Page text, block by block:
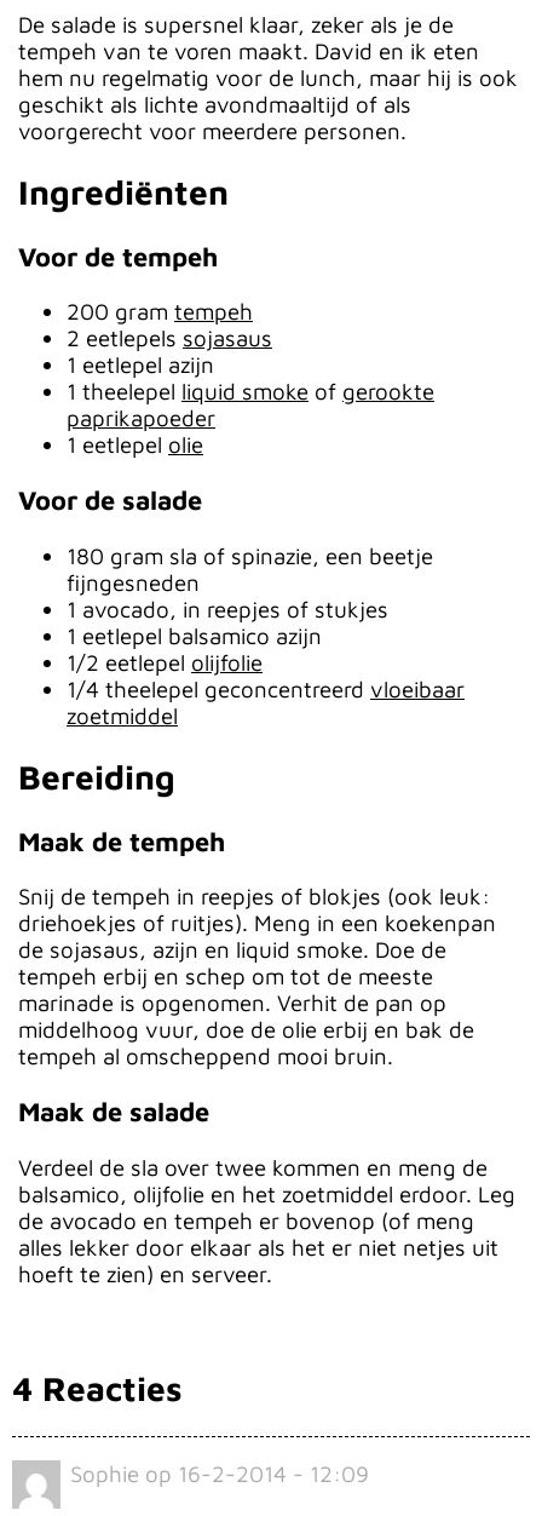
De salade is supersnel klaar, zeker als je de
tempeh van te voren maakt. David en ik eten
hem nu regelmatig voor de lunch, maar hij is ook
geschikt als lichte avondmaaltijd of als
voorgerecht voor meerdere personen.
Ingrediënten
Voor de tempeh
200 gram tempeh
2 eetlepels sojasaus
1 eetlepel azijn
1 theelepel liquid smoke of gerookte
paprikapoeder
1 eetlepel olie
Voor de salade
180 gram sla of spinazie, een beetje
fijngesneden
1 avocado, in reepjes of stukjes
1 eetlepel balsamico azijn
1/2 eetlepel olijfolie
1/4 theelepel geconcentreerd vloeibaar
zoetmiddel
Bereiding
Maak de tempeh
Snij de tempeh in reepjes of blokjes (ook leuk:
driehoekjes of ruitjes). Meng in een koekenpan
de sojasaus, azijn en liquid smoke. Doe de
tempeh erbij en schep om tot de meeste
marinade is opgenomen. Verhit de pan op
middelhoog vuur, doe de olie erbij en bak de
tempeh al omscheppend mooi bruin.
Maak de salade
Verdeel de sla over twee kommen en meng de
balsamico, olijfolie en het zoetmiddel erdoor. Leg
de avocado en tempeh er bovenop (of meng
alles lekker door elkaar als het er niet netjes uit
hoeft te zien) en serveer.
4 Reacties
Sophie op 16-2-2014 - 12:09